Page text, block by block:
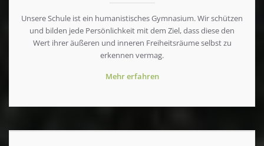
Unsere Schule ist ein humanistisches Gymnasium. Wir schützen
und bilden jede Persönlichkeit mit dem Ziel, dass diese den
Wert ihrer äußeren und inneren Freiheitsräume selbst zu
erkennen vermag.
Mehr erfahren